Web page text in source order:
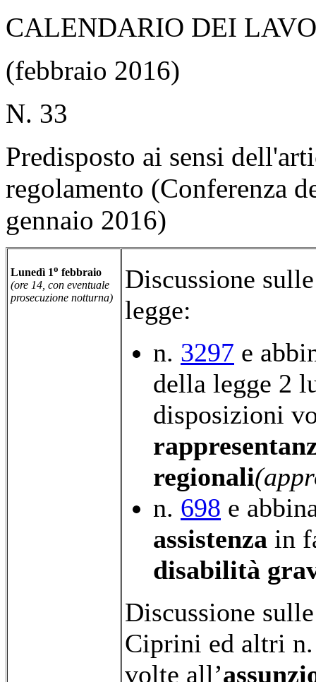
CALENDARIO DEI
(febbraio 2016)
N. 33
Predisposto ai sensi
regolamento (Conferenza
gennaio 2016)
Lunedì 1o febbraio
(ore 14, con eventuale
prosecuzione notturna)
Discussione
legge:
n. 3297 e
della legge 2
disposizioni
regionali
n. 698 e
assistenza in
disabilità
Discussione
Ciprini ed altri
volte all’